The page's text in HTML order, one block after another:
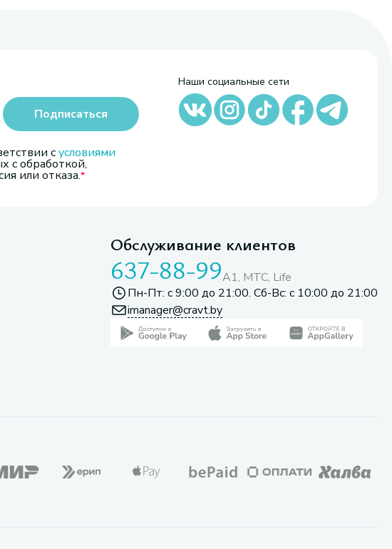
сусловиями
с обработкой,
или отказа.
Подписаться
Наши социальные сети
Обслуживание клиентов
637-88-99A1, МТС, Life
Пн-Пт: с 9:00 до 21:00. Сб-Вс: с 10:00 до 21:00
imanager@cravt.by